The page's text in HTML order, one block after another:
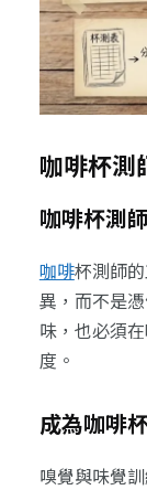
咖啡杯測
咖啡杯測
咖啡杯測師
異，而不是
味，也必須
度。
成為咖啡
嗅覺與味覺